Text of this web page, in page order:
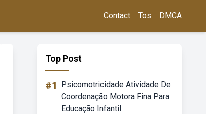
Contact Tos DMCA
Top Post
#1
Psicomotricidade Atividade De
Coordenação Motora Fina Para
Educação Infantil